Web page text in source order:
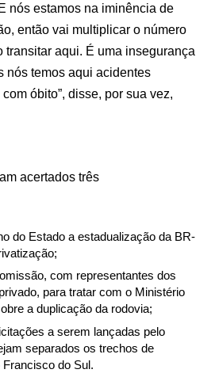
nós estamos na iminência de
então vai multiplicar o número
transitar aqui. É uma insegurança
nós temos aqui acidentes
óbito”, disse, por sua vez,
acertados três
do Estado a estadualização da BR-
com representantes dos
para tratar com o Ministério
a duplicação da rodovia;
a serem lançadas pelo
separados os trechos de
do Sul.